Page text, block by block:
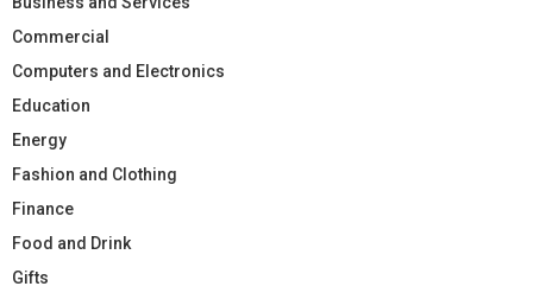
Commercial
Computers and Electronics
Education
Energy
Fashion and Clothing
Finance
Food and Drink
Gifts